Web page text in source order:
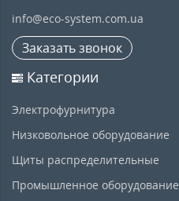
info@eco-system.com.ua
Заказать звонок
Категории
Электрофурнитура
Низковольное оборудование
Щиты распределительные
Промышленное оборудование